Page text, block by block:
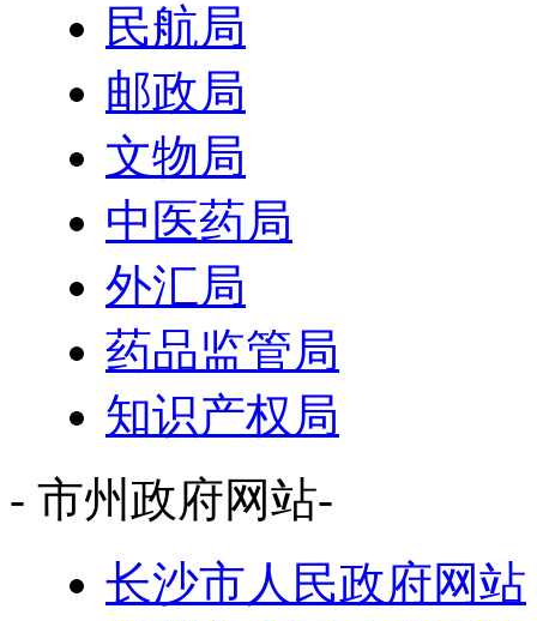
民航局
邮政局
文物局
中医药局
外汇局
药品监管局
知识产权局
- 市州政府网站-
长沙市人民政府网站